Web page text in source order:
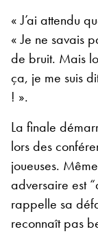
« J’ai attendu
« Je ne savais
de bruit. Mais
ça, je me suis
! ».
La finale
lors des
joueuses.
adversaire est
rappelle sa
reconnaît pas